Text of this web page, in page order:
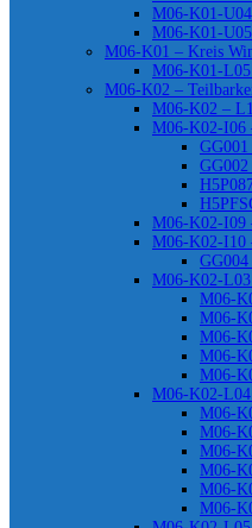
M06-K01-
M06-K01-
M06-K01 – Kreis
M06-K01-L05
M06-K02 –
M06-K02 –
M06-K02-I06
M06-K02-I09
M06-K02-I10
M06-K02-
M06-
M06-
M06-
M06-
M06-
M06-K02-L04
M06-
M06-
M06-
M06-
M06-
M06-